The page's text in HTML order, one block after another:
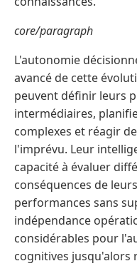
core/paragraph
L'autonomie
avancé de cette
peuvent définir leurs
intermédiaires,
complexes et réagir
l'imprévu. Leur
capacité à évaluer
conséquences de
performances sans
indépendance
considérables pour
cognitives jusqu'alors